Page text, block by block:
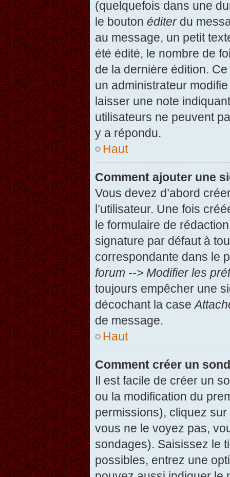
(quelquefois dans une
le bouton éditerdu
au message, un petit
été édité, le nombre de
de la dernière édition.
un administrateur
laisser une note
utilisateurs ne peuvent
y a répondu.
Haut
Comment ajouter une
Vous devez d’abord
l’utilisateur. Une fois
le formulaire de
signature par défaut à
correspondante dans le
forum --> Modifier les
toujours empêcher une
décochant la case
de message.
Haut
Comment créer un
Il est facile de créer un
ou la modification du
permissions), cliquez sur
vous ne le voyez pas,
sondages). Saisissez le
possibles, entrez une